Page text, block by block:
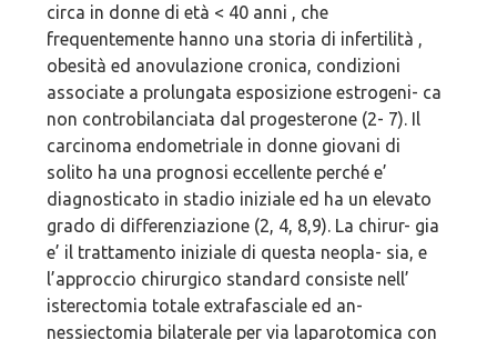
circa in donne di età < 40 anni , che
frequentemente hanno una storia di infertilità ,
obesità ed anovulazione cronica, condizioni
associate a prolungata esposizione estrogeni- ca
non controbilanciata dal progesterone (2- 7). Il
carcinoma endometriale in donne giovani di
solito ha una prognosi eccellente perché e’
diagnosticato in stadio iniziale ed ha un elevato
grado di differenziazione (2, 4, 8,9). La chirur- gia
e’ il trattamento iniziale di questa neopla- sia, e
l’approccio chirurgico standard consiste nell’
isterectomia totale extrafasciale ed an-
nessiectomia bilaterale per via laparotomica con